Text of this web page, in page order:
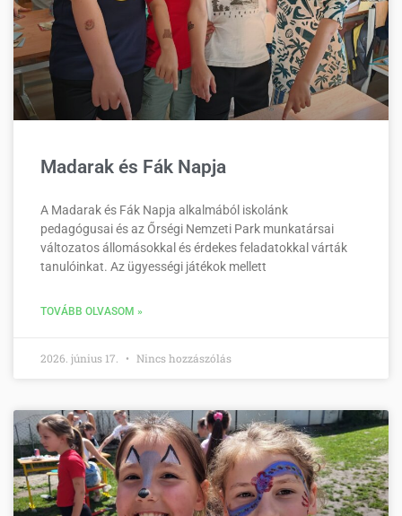
Madarak és Fák Napja
A Madarak és Fák Napja alkalmából iskolánk
pedagógusai és az Őrségi Nemzeti Park munkatársai
változatos állomásokkal és érdekes feladatokkal várták
tanulóinkat. Az ügyességi játékok mellett
TOVÁBB OLVASOM »
2026. június 17. Nincs hozzászólás